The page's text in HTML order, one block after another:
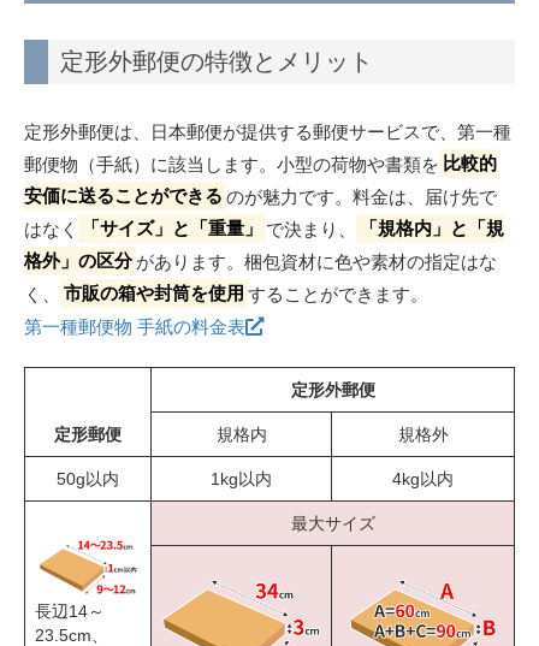
オリジナル箱や袋で差別化を図る
まとめ
定形外郵便の箱をまとめて買うなら！「PACKAGE LINK」
定形外郵便の特徴とメリット
定形外郵便は、日本郵便が提供する郵便サービスで、第一種
郵便物（手紙）に該当します。小型の荷物や書類を 比較的
安価に送ることができる のが魅力です。料金は、届け先で
はなく
「サイズ」と「重量」 で決まり、
「規格内」と「規
格外」の区分 があります。梱包資材に色や素材の指定はな
く、
市販の箱や封筒を使用 することができます。
第一種郵便物 手紙の料金表
定形郵便
定形外郵便
規格内 規格外
50g以内 1kg以内 4kg以内
長辺14～
23.5cm、
最大サイズ